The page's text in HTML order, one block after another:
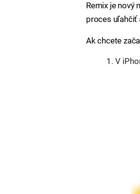
Remix je nový
proces uľahčiť
Ak chcete
V